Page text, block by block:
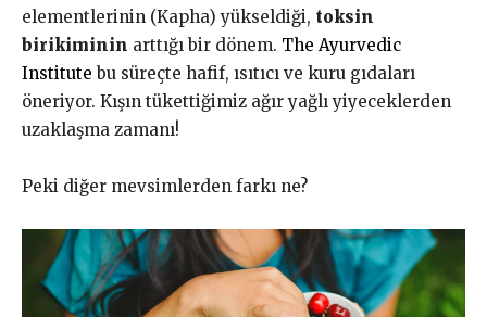
elementlerinin (Kapha) yükseldiği, toksin
birikiminin arttığı bir dönem. The Ayurvedic
Institute bu süreçte hafif, ısıtıcı ve kuru gıdaları
öneriyor. Kışın tükettiğimiz ağır yağlı yiyeceklerden
uzaklaşma zamanı!
Peki diğer mevsimlerden farkı ne?